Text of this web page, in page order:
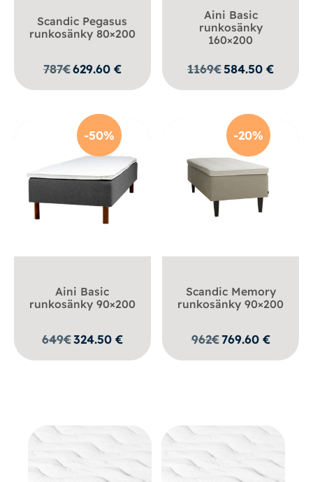
Scandic Pegasus
runkosänky 80×200
787€629.60 €
Aini Basic
runkosänky
160×200
1169€584.50€
-50%
Aini Basic
runkosänky 90×200
649€324.50 €
-20%
Scandic Memory
runkosänky 90×200
962€769.60 €